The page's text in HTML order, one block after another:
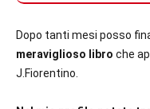
Dopo tanti mesi posso
meraviglioso libro che
J.Fiorentino.